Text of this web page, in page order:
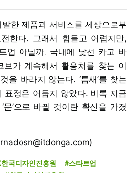
한 제품과 서비스를 세상으로부
한다. 그래서 힘들고 어렵지만,
업 아닐까. 국내에 낯선 카고 바
브가 계속해서 활용처를 찾는 이
을 바라지 않는다. ‘틈새’를 찾는
표정은 어둡지 않았다. 비록 지금
’으로 바뀔 것이란 확신을 가졌
국디자인진흥원
#스타트업